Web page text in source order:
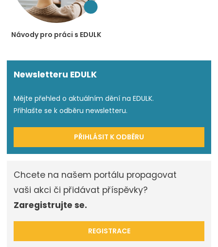
Návody pro práci s EDULK
Newsletteru EDULK
Mějte přehled o aktuálním dění na EDULK.
Přihlašte se k odběru newsletteru.
PŘIHLÁSIT K ODBĚRU
Chcete na našem portálu propagovat
vaši akci či přidávat příspěvky?
Zaregistrujte se.
REGISTRACE